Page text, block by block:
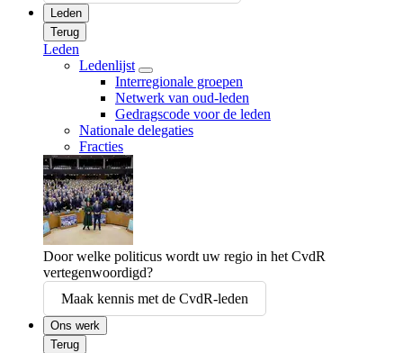
Leden
Terug
Leden
Ledenlijst
Interregionale groepen
Netwerk van oud-leden
Gedragscode voor de leden
Nationale delegaties
Fracties
Door welke politicus wordt uw regio in het CvdR
vertegenwoordigd?
Maak kennis met de CvdR-leden
Ons werk
Terug